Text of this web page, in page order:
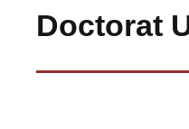
Doctorat